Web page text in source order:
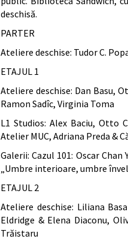
deschisă.
PARTER
Ateliere deschise: Tudor C.
ETAJUL 1
Ateliere deschise: Dan Basu,
Ramon Sadîc, Virginia Toma
L1 Studios: Alex Baciu, Otto
Atelier MUC, Adriana Preda &
Galerii: Cazul 101: Oscar
„Umbre interioare, umbre
ETAJUL 2
Ateliere deschise: Liliana
Eldridge & Elena Diaconu,
Trăistaru